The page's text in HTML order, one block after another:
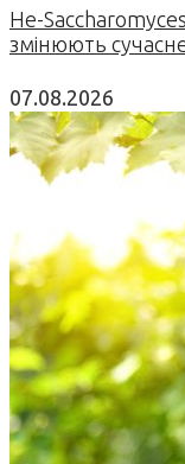
Не-
змінюють
07.08.2026